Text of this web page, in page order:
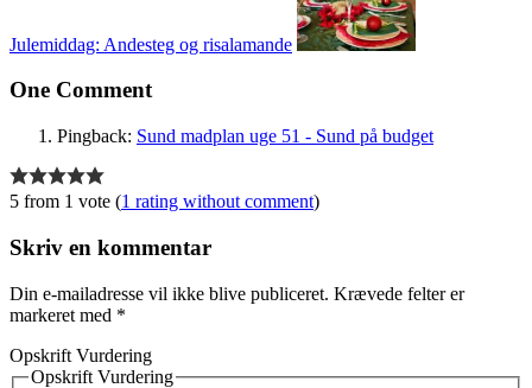
Julemiddag: Andesteg og risalamande
One Comment
Pingback: Sund madplan uge 51 - Sund på budget
5 from 1 vote (1 rating without comment)
Skriv en kommentar
Din e-mailadresse vil ikke blive publiceret. Krævede felter er
markeret med *
Opskrift Vurdering
Opskrift Vurdering